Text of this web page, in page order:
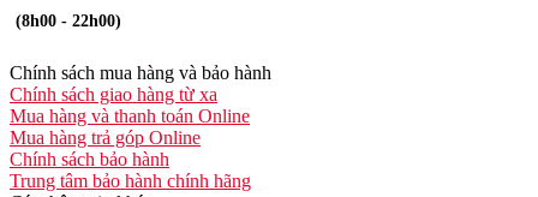
(8h00 - 22h00)
Chính sách mua hàng và bảo hành
Chính sách giao hàng từ xa
Mua hàng và thanh toán Online
Mua hàng trả góp Online
Chính sách bảo hành
Trung tâm bảo hành chính hãng